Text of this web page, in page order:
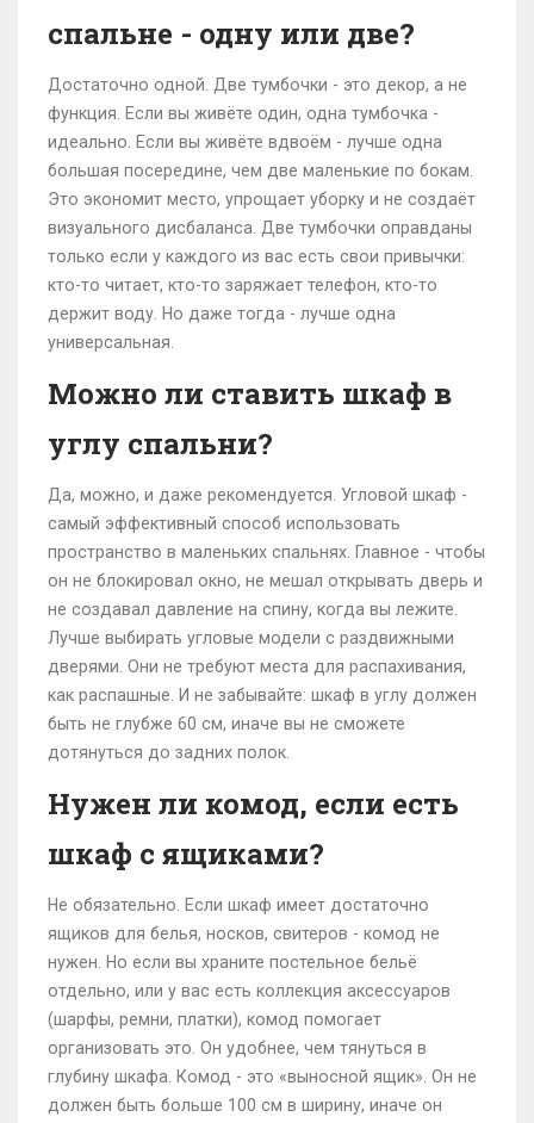
спальне - одну или две?
Достаточно одной. Две тумбочки - это декор, а не
функция. Если вы живёте один, одна тумбочка -
идеально. Если вы живёте вдвоём - лучше одна
большая посередине, чем две маленькие по бокам.
Это экономит место, упрощает уборку и не создаёт
визуального дисбаланса. Две тумбочки оправданы
только если у каждого из вас есть свои привычки:
кто-то читает, кто-то заряжает телефон, кто-то
держит воду. Но даже тогда - лучше одна
универсальная.
Можно ли ставить шкаф в
углу спальни?
Да, можно, и даже рекомендуется. Угловой шкаф -
самый эффективный способ использовать
пространство в маленьких спальнях. Главное - чтобы
он не блокировал окно, не мешал открывать дверь и
не создавал давление на спину, когда вы лежите.
Лучше выбирать угловые модели с раздвижными
дверями. Они не требуют места для распахивания,
как распашные. И не забывайте: шкаф в углу должен
быть не глубже 60 см, иначе вы не сможете
дотянуться до задних полок.
Нужен ли комод, если есть
шкаф с ящиками?
Не обязательно. Если шкаф имеет достаточно
ящиков для белья, носков, свитеров - комод не
нужен. Но если вы храните постельное бельё
отдельно, или у вас есть коллекция аксессуаров
(шарфы, ремни, платки), комод помогает
организовать это. Он удобнее, чем тянуться в
глубину шкафа. Комод - это «выносной ящик». Он не
должен быть больше 100 см в ширину, иначе он